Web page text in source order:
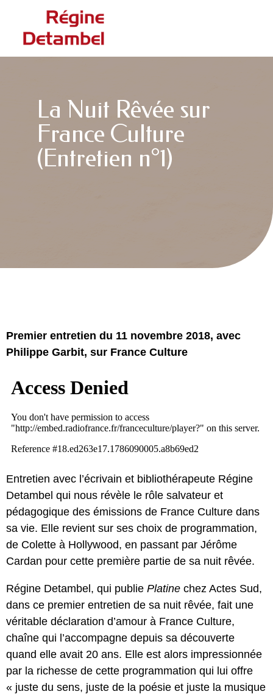
La Nuit Rêvée sur
France Culture
(Entretien n°1)
Premier entretien du 11 novembre 2018, avec
Philippe Garbit, sur France Culture
Entretien avec l’écrivain et bibliothérapeute Régine
Detambel qui nous révèle le rôle salvateur et
pédagogique des émissions de France Culture dans
sa vie. Elle revient sur ses choix de programmation,
de Colette à Hollywood, en passant par Jérôme
Cardan pour cette première partie de sa nuit rêvée.
Régine Detambel, qui publie Platine chez Actes Sud,
dans ce premier entretien de sa nuit rêvée, fait une
véritable déclaration d’amour à France Culture,
chaîne qui l’accompagne depuis sa découverte
quand elle avait 20 ans. Elle est alors impressionnée
par la richesse de cette programmation qui lui offre
« juste du sens, juste de la poésie et juste la musique